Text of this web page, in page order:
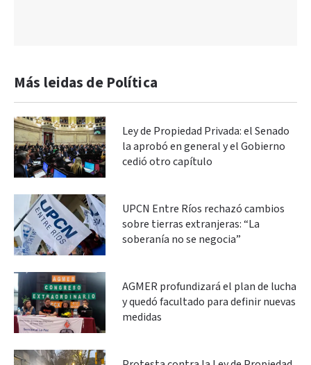
Más leidas de Política
Ley de Propiedad Privada: el Senado
la aprobó en general y el Gobierno
cedió otro capítulo
UPCN Entre Ríos rechazó cambios
sobre tierras extranjeras: “La
soberanía no se negocia”
AGMER profundizará el plan de lucha
y quedó facultado para definir nuevas
medidas